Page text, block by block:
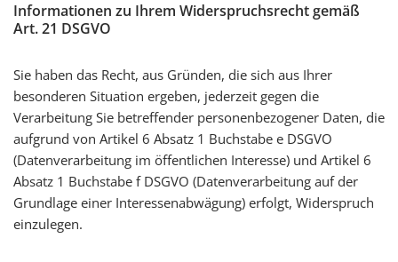
Informationen zu Ihrem Widerspruchsrecht gemäß
Art. 21 DSGVO
Sie haben das Recht, aus Gründen, die sich aus Ihrer
besonderen Situation ergeben, jederzeit gegen die
Verarbeitung Sie betreffender personenbezogener Daten, die
aufgrund von Artikel 6 Absatz 1 Buchstabe e DSGVO
(Datenverarbeitung im öffentlichen Interesse) und Artikel 6
Absatz 1 Buchstabe f DSGVO (Datenverarbeitung auf der
Grundlage einer Interessenabwägung) erfolgt, Widerspruch
einzulegen.